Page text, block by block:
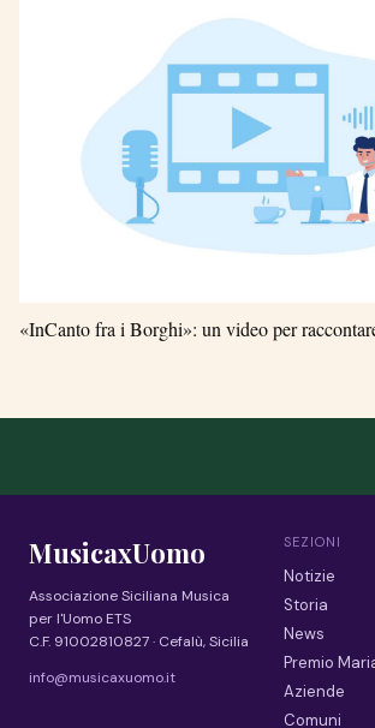
«InCanto fra i Borghi»: un video per
MusicaxUomo
Associazione Siciliana Musica
per l'Uomo ETS
C.F. 91002810827 · Cefalù, Sicilia
info@musicaxuomo.it
SEZIONI
Notizie
Storia
News
Premio
Aziende
Comuni